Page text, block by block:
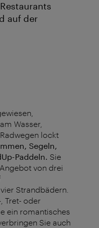
auf der
Wasser,
lockt
Segeln,
Paddeln. Sie
von drei
Strandbädern.
Tret- oder
ein romantisches
Sie auch